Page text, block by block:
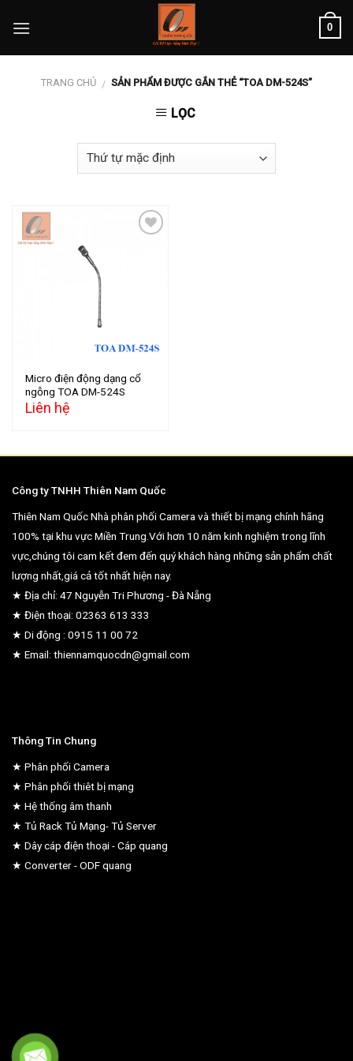
0
TRANG CHỦ / SẢN PHẨM ĐƯỢC GẮN THẺ “TOA DM-524S”
LỌC
Micro điện động dạng cổ
ngỗng TOA DM-524S
Liên hệ
Công ty TNHH Thiên Nam Quốc
Thiên Nam Quốc Nhà phân phối Camera và thiết bị mạng chính hãng
100% tại khu vực Miền Trung.Với hơn 10 năm kinh nghiệm trong lĩnh
vực,chúng tôi cam kết đem đến quý khách hàng những sản phẩm chất
lượng nhất,giá cả tốt nhất hiện nay.
★ Địa chỉ: 47 Nguyễn Tri Phương - Đà Nẵng
★ Điện thoại: 02363 613 333
★ Di động : 0915 11 00 72
★ Email: thiennamquocdn@gmail.com
Thông Tin Chung
★ Phân phối Camera
★ Phân phối thiêt bị mạng
★ Hệ thống âm thanh
★ Tủ Rack Tủ Mạng- Tủ Server
★ Dây cáp điện thoại - Cáp quang
★ Converter - ODF quang